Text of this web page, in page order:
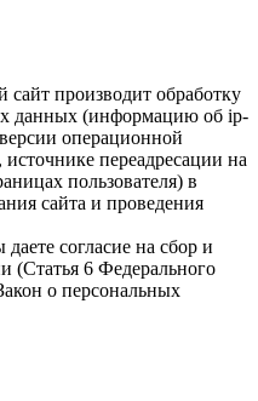
производит обработку
данных (информацию об ip-
операционной
переадресации на
пользователя) в
сайта и проведения
согласие на сбор и
(Статья 6 Федерального
о персональных